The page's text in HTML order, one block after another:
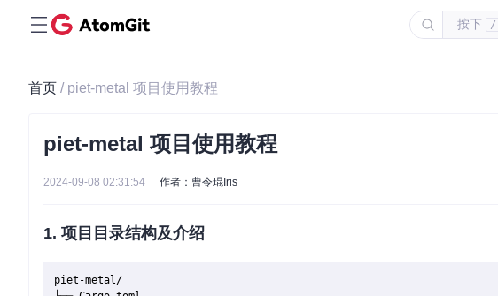
按下 /
首页 / piet-metal 项目使用教程
piet-metal 项目使用教程
2024-09-08 02:31:54 作者：曹令琨Iris
1. 项目目录结构及介绍
piet-metal/